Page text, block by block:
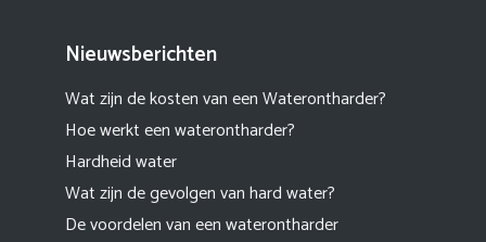
Nieuwsberichten
Wat zijn de kosten van een Waterontharder?
Hoe werkt een waterontharder?
Hardheid water
Wat zijn de gevolgen van hard water?
De voordelen van een waterontharder